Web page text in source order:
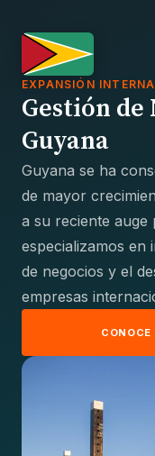
EXPANSIÓN
Gestión de
Guyana
Guyana se ha
de mayor
a su reciente
especializamos en
de negocios y el
empresas
CONOCE